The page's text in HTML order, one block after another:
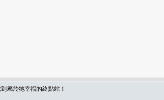
屬於牠幸福的終點站！